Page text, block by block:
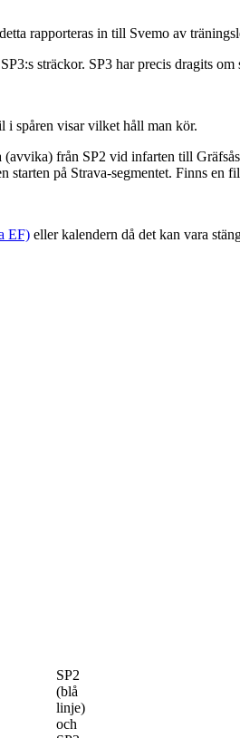
rapporteras in till Svemo av
sträckor. SP3 har precis dragits
i spåren visar vilket håll man kör.
från SP2 vid infarten till
på Strava-segmentet. Finns en
EF) eller kalendern då det kan vara
SP2
(blå
linje)
och